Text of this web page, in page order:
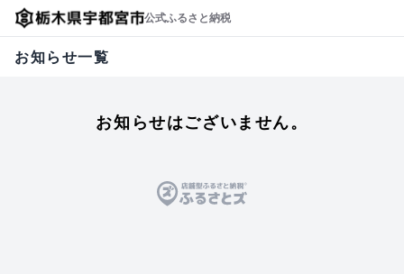
公式ふるさと納税
お知らせ一覧
お知らせはございません。